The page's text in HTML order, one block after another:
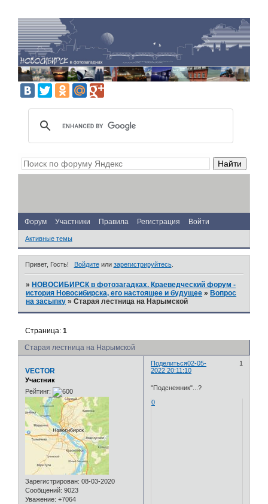
Форум Участники Правила Регистрация Войти
Активные темы
Привет, Гость! Войдитеили зарегистрируйтесь.
» НОВОСИБИРСК в фотозагадках. Краеведческий форум -
история Новосибирска, его настоящее и будущее » Вопрос
на засыпку »Старая лестница на Нарымской
Старая лестница на Нарымской
Страница:1
Поделиться 1
02-05-
2022 20:11:10
VECTOR
Участник
Рейтинг:
Зарегистрирован: 08-03-2020
Сообщений: 9023
Уважение: +7064
"Подснежник"...?
0